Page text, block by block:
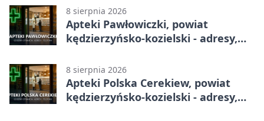
telefony, godziny otwarcia
8 sierpnia 2026
Apteki Pawłowiczki, powiat
kędzierzyńsko-kozielski - adresy,
8 sierpnia 2026
Apteki Polska Cerekiew, powiat
kędzierzyńsko-kozielski - adresy,